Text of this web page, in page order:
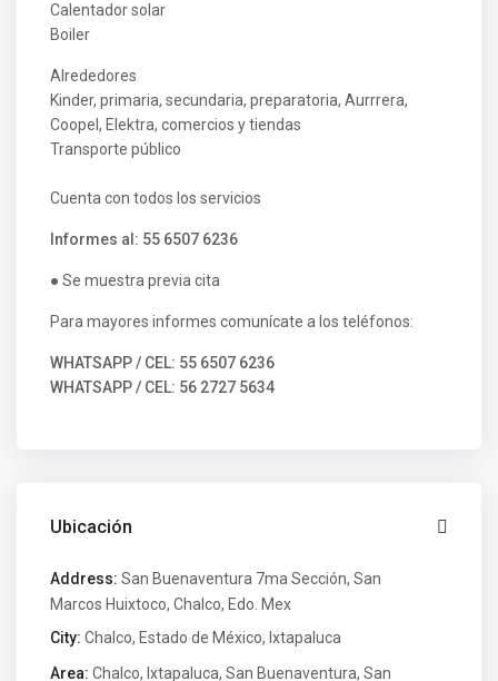
Calentador solar
Boiler
Alrededores
Kinder, primaria, secundaria, preparatoria, Aurrrera,
Coopel, Elektra, comercios y tiendas
Transporte público
Cuenta con todos los servicios
Informes al: 55 6507 6236
● Se muestra previa cita
Para mayores informes comunícate a los teléfonos:
WHATSAPP / CEL: 55 6507 6236
WHATSAPP / CEL: 56 2727 5634
Ubicación
Address: San Buenaventura 7ma Sección, San
Marcos Huixtoco, Chalco, Edo. Mex
City: Chalco, Estado de México, Ixtapaluca
Area: Chalco, Ixtapaluca,San Buenaventura,San